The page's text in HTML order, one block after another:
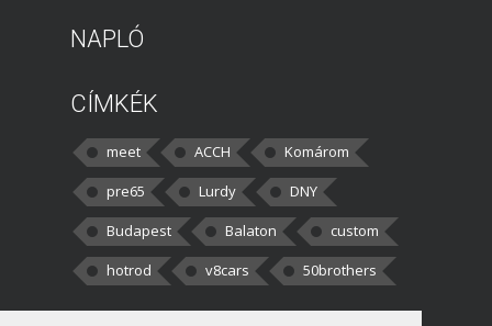
NAPLÓ
CÍMKÉK
meet ACCH
Komárom
pre65
Lurdy
DNY
Budapest
Balaton
custom
hotrod
v8cars 50brothers